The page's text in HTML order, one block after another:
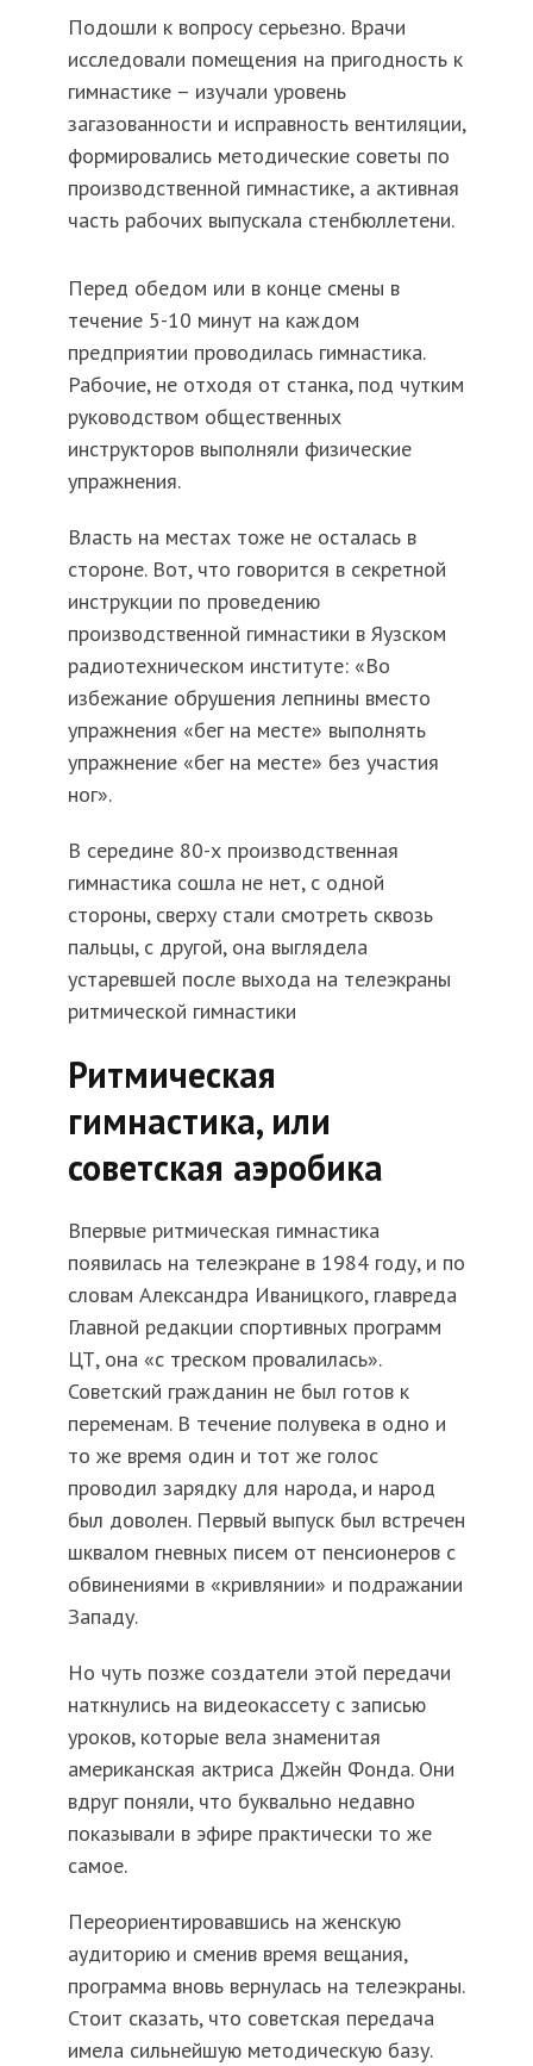
Подошли к вопросу серьезно. Врачи
исследовали помещения на пригодность к
гимнастике – изучали уровень
загазованности и исправность вентиляции,
формировались методические советы по
производственной гимнастике, а активная
часть рабочих выпускала стенбюллетени.
Перед обедом или в конце смены в
течение 5-10 минут на каждом
предприятии проводилась гимнастика.
Рабочие, не отходя от станка, под чутким
руководством общественных
инструкторов выполняли физические
упражнения.
Власть на местах тоже не осталась в
стороне. Вот, что говорится в секретной
инструкции по проведению
производственной гимнастики в Яузском
радиотехническом институте: «Во
избежание обрушения лепнины вместо
упражнения «бег на месте» выполнять
упражнение «бег на месте» без участия
ног».
В середине 80-х производственная
гимнастика сошла не нет, с одной
стороны, сверху стали смотреть сквозь
пальцы, с другой, она выглядела
устаревшей после выхода на телеэкраны
ритмической гимнастики
Ритмическая
гимнастика, или
советская аэробика
Впервые ритмическая гимнастика
появилась на телеэкране в 1984 году, и по
словам Александра Иваницкого, главреда
Главной редакции спортивных программ
ЦТ, она «с треском провалилась».
Советский гражданин не был готов к
переменам. В течение полувека в одно и
то же время один и тот же голос
проводил зарядку для народа, и народ
был доволен. Первый выпуск был встречен
шквалом гневных писем от пенсионеров с
обвинениями в «кривлянии» и подражании
Западу.
Но чуть позже создатели этой передачи
наткнулись на видеокассету с записью
уроков, которые вела знаменитая
американская актриса Джейн Фонда. Они
вдруг поняли, что буквально недавно
показывали в эфире практически то же
самое.
Переориентировавшись на женскую
аудиторию и сменив время вещания,
программа вновь вернулась на телеэкраны.
Стоит сказать, что советская передача
имела сильнейшую методическую базу.